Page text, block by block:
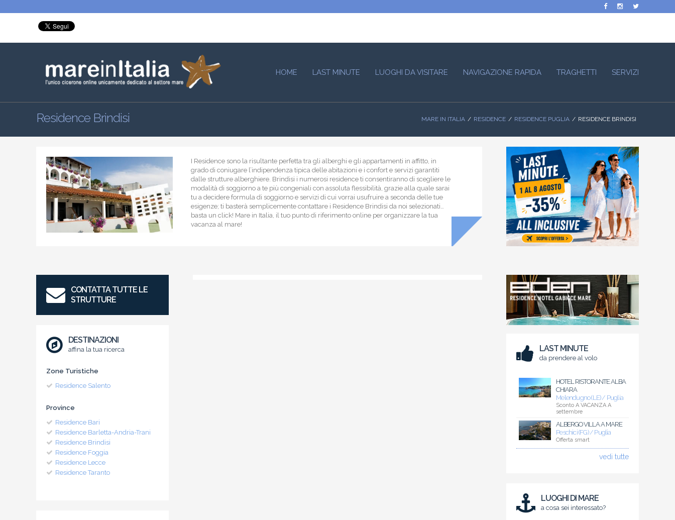
HOME LAST MINUTE LUOGHI DA VISITARE NAVIGAZIONE RAPIDA TRAGHETTI SERVIZI
Residence Brindisi MARE IN ITALIA RESIDENCE RESIDENCE PUGLIA RESIDENCE BRINDISI
I Residence sono la risultante perfetta tra gli alberghi e gli appartamenti in affitto, in
grado di coniugare l’indipendenza tipica delle abitazioni e i confort e servizi garantiti
dalle strutture alberghiere. Brindisi i numerosi residence ti consentiranno di scegliere le
modalità di soggiorno a te più congeniali con assoluta flessibilità, grazie alla quale sarai
tu a decidere formula di soggiorno e servizi di cui vorrai usufruire a seconda delle tue
esigenze; ti basterà semplicemente contattare i Residence Brindisi da noi selezionati…
basta un click! Mare in Italia, il tuo punto di riferimento online per organizzare la tua
vacanza al mare!
CONTATTA TUTTE LE
STRUTTURE
DESTINAZIONI
affina la tua ricerca
Zone Turistiche
Residence Salento
Province
Residence Bari
Residence Barletta-Andria-Trani
Residence Brindisi
Residence Foggia
Residence Lecce
Residence Taranto
LAST MINUTE
da prendere al volo
HOTEL RISTORANTE ALBA
CHIARA
Melendugno (LE) / Puglia
Sconto A VACANZA A
settembre
ALBERGO VILLA A MARE
Peschici (FG) / Puglia
Offerta smart
vedi tutte
LUOGHI DI MARE
a cosa sei interessato?